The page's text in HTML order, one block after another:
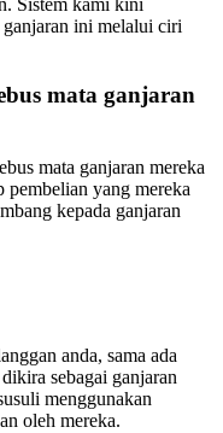
ini melalui ciri
mata ganjaran
mata ganjaran mereka
pembelian yang mereka
kepada ganjaran
anda, sama ada
sebagai ganjaran
menggunakan
oleh mereka.